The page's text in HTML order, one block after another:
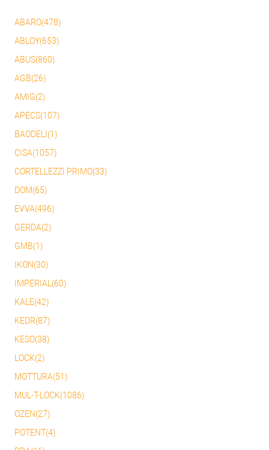
ABARO(478)
ABLOY(653)
ABUS(860)
AGB(26)
AMIG(2)
APECS(107)
BAODELI(1)
CISA(1057)
CORTELLEZZI PRIMO(33)
DOM(65)
EVVA(496)
GERDA(2)
GMB(1)
IKON(30)
IMPERIAL(60)
KALE(42)
KEDR(87)
KESO(38)
LOCK(2)
MOTTURA(51)
MUL-T-LOCK(1086)
OZEN(27)
POTENT(4)